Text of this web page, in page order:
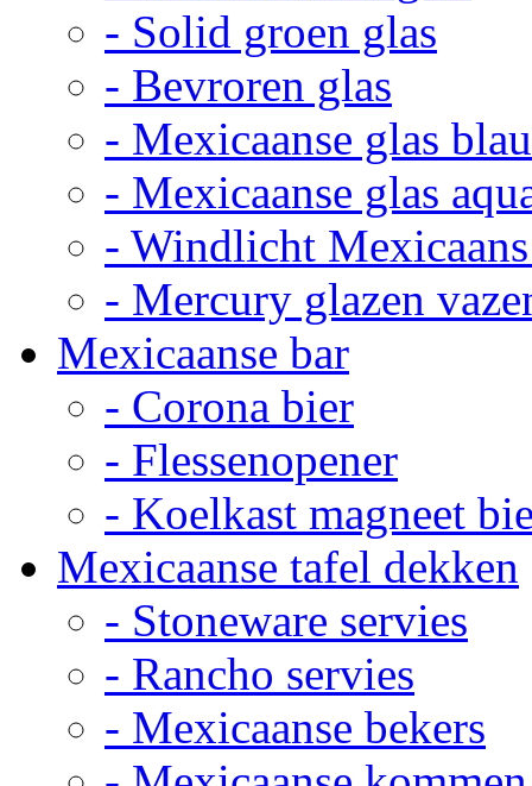
- Solid groen glas
- Bevroren glas
- Mexicaanse glas
- Mexicaanse glas
- Windlicht
- Mercury glazen
Mexicaanse bar
- Corona bier
- Flessenopener
- Koelkast magneet
Mexicaanse tafel dekken
- Stoneware servies
- Rancho servies
- Mexicaanse bekers